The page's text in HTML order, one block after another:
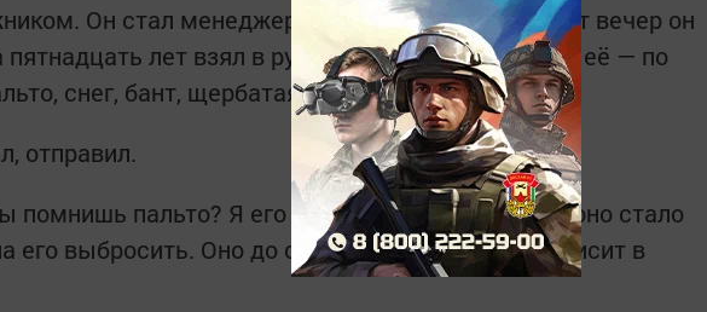
Он стал менеджером по продажам. Но в тот вечер он
пятнадцать лет взял в руки карандаш. Нарисовал её — по
снег, бант, щербатая улыбка.
отправил.
помнишь пальто? Я его носила три зимы, потом оно стало
его выбросить. Оно до сих пор у мамы на даче висит в